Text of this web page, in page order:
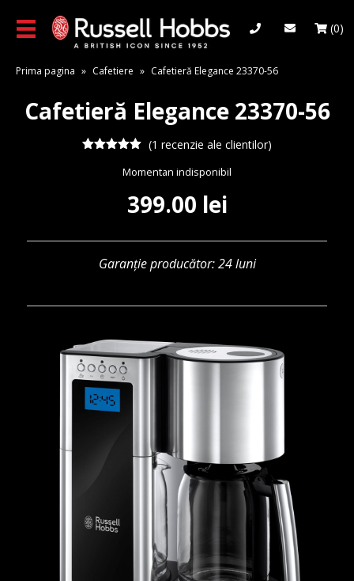
main
(0)
Prima pagina » Cafetiere » Cafetieră Elegance 23370-56
Cafetieră Elegance 23370-56
din 5
singure
evaluări
(1 recenzie ale clientilor)
Momentan indisponibil
399.00 lei
Garanție producător: 24 luni